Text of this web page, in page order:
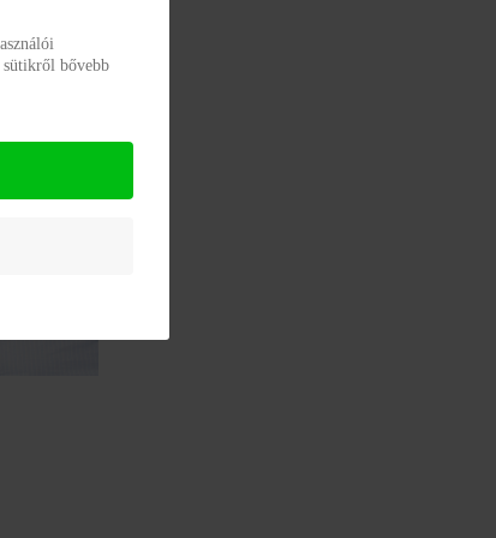
sütikről bővebb